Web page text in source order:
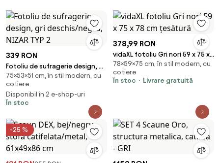
339 RON
Fotoliu de sufragerie design, gri
deschis/negru, NIZAR TYP 2
75×53×51 cm, în stil modern, cu
cotiere
Disponibil în 2 e-shop-uri
În stoc
378,99 RON
vidaXL fotoliu Gri nori 59 x 75 x
78 cm țesătură
78×59×75 cm, în stil modern, cu
cotiere
În stoc
Livrare gratuită
-25 %